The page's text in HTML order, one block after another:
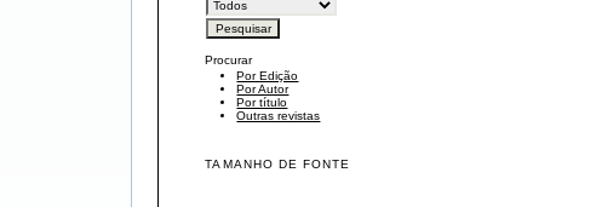
Procurar
Por Edição
Por Autor
Por título
Outras revistas
TAMANHO DE FONTE